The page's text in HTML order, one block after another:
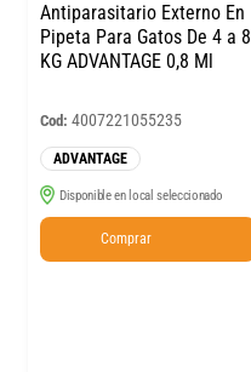
Antiparasitario Externo En
Pipeta Para Gatos De 4 a 8
KG ADVANTAGE 0,8 Ml
Cod: 4007221055235
ADVANTAGE
Disponible en local seleccionado
Comprar